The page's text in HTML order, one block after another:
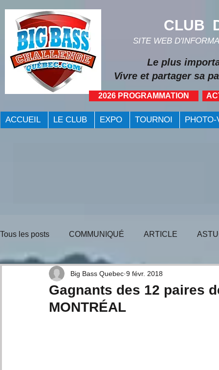
CLUB
SITE WEB
Vivre et partager sa
2026 PROGRAMMATION
Le plus
ACCUEIL LE CLUB EXPO TOURNOI PHOTO-
Tous les posts COMMUNIQUÉ ARTICLE
BULLETIN-INFO TIRAGE-GAGNANT
CONSEILS D'EXPERTS
Gagnants des 12 paires
MONTRÉAL
Big Bass Quebec 9 févr. 2018